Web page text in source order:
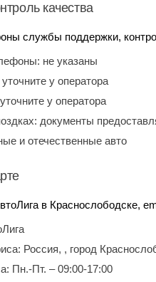
качества
службы поддержки,
не указаны
уточните у оператора
уточните у оператора
документы
и отечественные авто
в Краснослободске,
Россия, , город
Пн.-Пт. – 09:00-17:00